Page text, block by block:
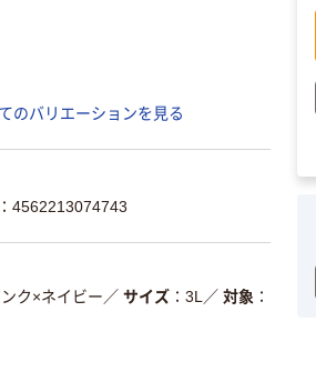
のバリエーションを見る
4562213074743
ク×ネイビー ／ サイズ 3L ／ 対象